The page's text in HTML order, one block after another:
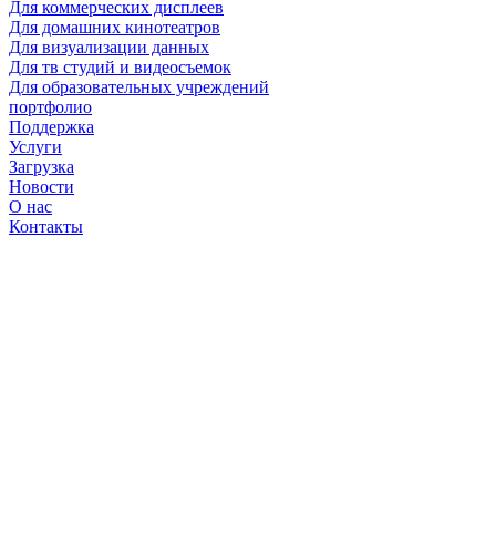
Для коммерческих дисплеев
Для домашних кинотеатров
Для визуализации данных
Для тв студий и видеосъемок
Для образовательных учреждений
портфолио
Поддержка
Услуги
Загрузка
Новости
О нас
Контакты